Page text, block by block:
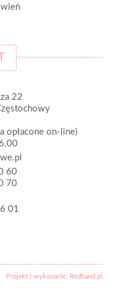
22
opłacone on-line)
60
70
01
Projekt i wykonanie: Redhand.pl